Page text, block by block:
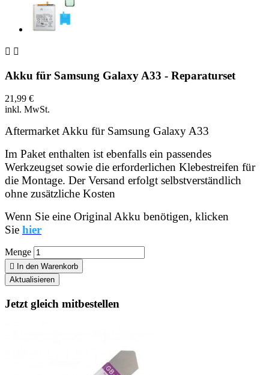
 
Akku für Samsung Galaxy A33 - Reparaturset
21,99 €
inkl. MwSt.
Aftermarket Akku für Samsung Galaxy A33
Im Paket enthalten ist ebenfalls ein passendes
Werkzeugset sowie die erforderlichen Klebestreifen für
die Montage. Der Versand erfolgt selbstverständlich
ohne zusätzliche Kosten
Wenn Sie eine Original Akku benötigen, klicken
Sie hier
Menge
 In den Warenkorb
Jetzt gleich mitbestellen